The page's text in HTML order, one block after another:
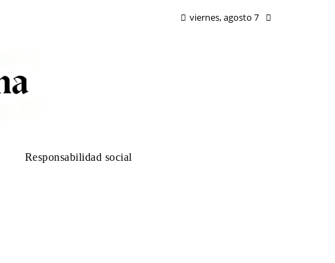
viernes, agosto 7
Responsabilidad social